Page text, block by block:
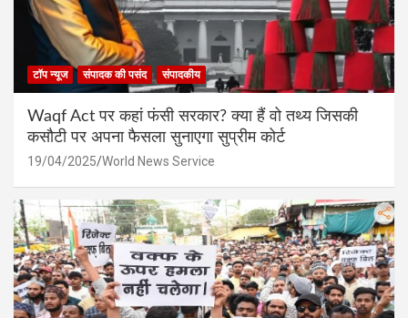
टॉप न्यूज संपादक की पसंद संपादकीय
Waqf Act पर कहां फंसी सरकार? क्या हैं वो तथ्य जिसकी
कसौटी पर अपना फैसला सुनाएगा सुप्रीम कोर्ट
19/04/2025 World News Service